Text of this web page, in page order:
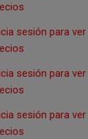
sesión para ver
sesión para ver
sesión para ver